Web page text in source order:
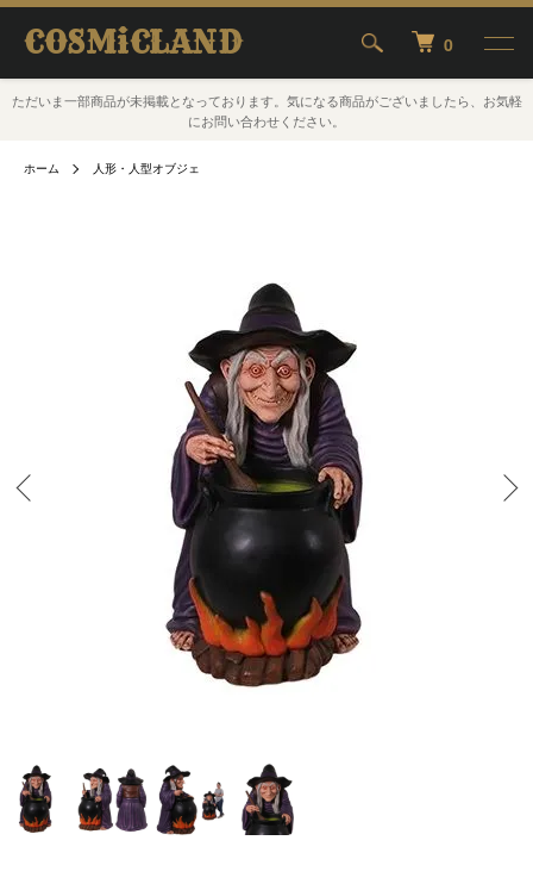
COSMiCLAND 0
ただいま一部商品が未掲載となっております。気になる商品がございましたら、お気軽
にお問い合わせください。
ホーム 人形・人型オブジェ